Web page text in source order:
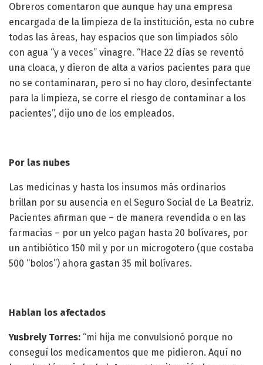
Obreros comentaron que aunque hay una empresa
encargada de la limpieza de la institución, esta no cubre
todas las áreas, hay espacios que son limpiados sólo
con agua “y a veces” vinagre. “Hace 22 días se reventó
una cloaca, y dieron de alta a varios pacientes para que
no se contaminaran, pero si no hay cloro, desinfectante
para la limpieza, se corre el riesgo de contaminar a los
pacientes”, dijo uno de los empleados.
Por las nubes
Las medicinas y hasta los insumos más ordinarios
brillan por su ausencia en el Seguro Social de La Beatriz.
Pacientes afirman que – de manera revendida o en las
farmacias – por un yelco pagan hasta 20 bolívares, por
un antibiótico 150 mil y por un microgotero (que costaba
500 “bolos”) ahora gastan 35 mil bolívares.
Hablan los afectados
Yusbrely Torres: “mi hija me convulsionó porque no
conseguí los medicamentos que me pidieron. Aquí no